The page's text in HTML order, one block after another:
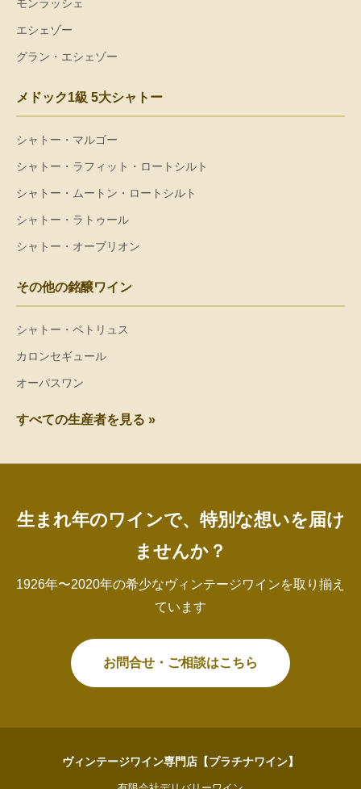
モンラッシェ
エシェゾー
グラン・エシェゾー
メドック1級 5大シャトー
シャトー・マルゴー
シャトー・ラフィット・ロートシルト
シャトー・ムートン・ロートシルト
シャトー・ラトゥール
シャトー・オーブリオン
その他の銘醸ワイン
シャトー・ペトリュス
カロンセギュール
オーパスワン
すべての生産者を見る »
生まれ年のワインで、特別な想いを届け
ませんか？
1926年〜2020年の希少なヴィンテージワインを取り揃え
ています
お問合せ・ご相談はこちら
ヴィンテージワイン専門店【プラチナワイン】